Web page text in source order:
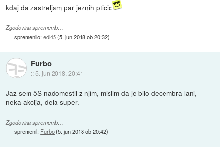
kdaj da zastreljam par jeznih pticic
Zgodovina sprememb…
spremenilo:edi45(5. jun 2018 ob 20:32)
Furbo
:: 5. jun 2018, 20:41
Jaz sem 5S nadomestil z njim, mislim da je bilo decembra lani,
neka akcija, dela super.
Zgodovina sprememb…
spremenil: Furbo(5. jun 2018 ob 20:42)